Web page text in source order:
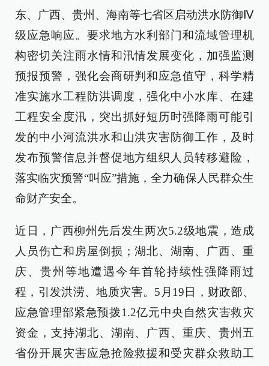
东、广西、贵州、海南等七省区启动洪水防御Ⅳ
级应急响应。要求地方水利部门和流域管理机
构密切关注雨水情和汛情发展变化，加强监测
预报预警，强化会商研判和应急值守，科学精
准实施水工程防洪调度，强化中小水库、在建
工程安全度汛，突出抓好短历时强降雨可能引
发的中小河流洪水和山洪灾害防御工作，及时
发布预警信息并督促地方组织人员转移避险，
落实临灾预警“叫应”措施，全力确保人民群众生
命财产安全。
近日，广西柳州先后发生两次5.2级地震，造成
人员伤亡和房屋倒损；湖北、湖南、广西、重
庆、贵州等地遭遇今年首轮持续性强降雨过
程，引发洪涝、地质灾害。5月19日，财政部、
应急管理部紧急预拨1.2亿元中央自然灾害救灾
资金，支持湖北、湖南、广西、重庆、贵州五
省份开展灾害应急抢险救援和受灾群众救助工